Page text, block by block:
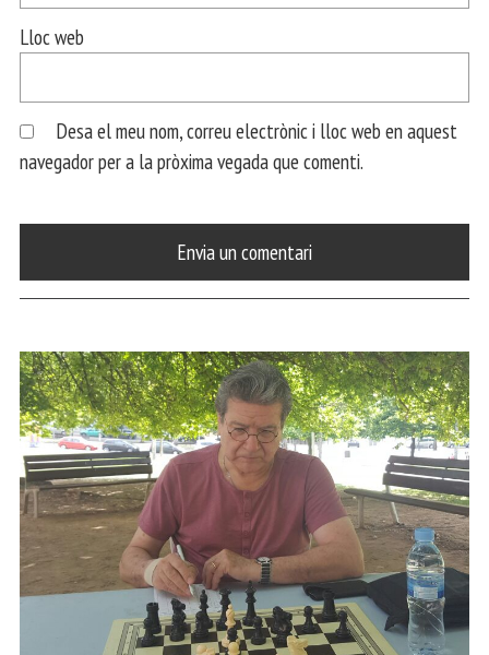
Lloc web
Desa el meu nom, correu electrònic i lloc web en aquest
navegador per a la pròxima vegada que comenti.